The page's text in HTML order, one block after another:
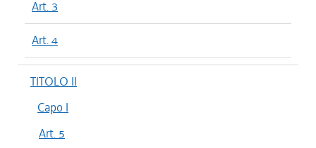
Art. 3
Art. 4
TITOLO II
Capo I
Art. 5